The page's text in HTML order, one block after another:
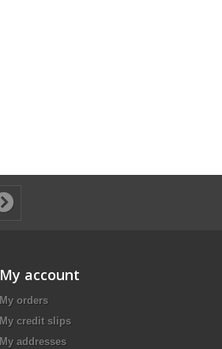
My account
My orders
My credit slips
My addresses